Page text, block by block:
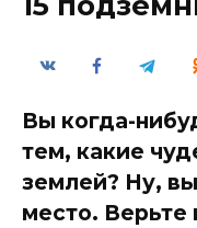
Вы когда-
тем, какие
землей? Ну,
место. Верьте